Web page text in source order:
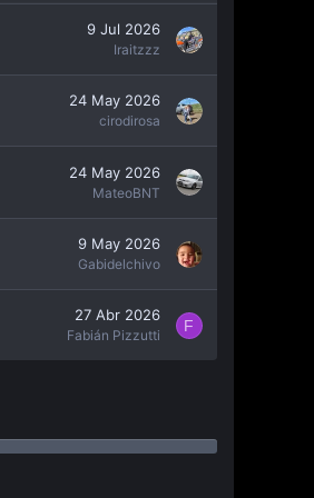
9 Jul 2026
Iraitzzz
24 May 2026
cirodirosa
24 May 2026
MateoBNT
9 May 2026
Gabidelchivo
27 Abr 2026
Fabián Pizzutti
F